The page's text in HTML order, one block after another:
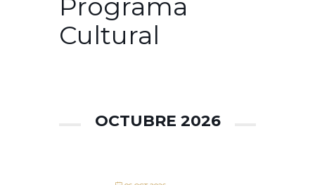
Programa
Cultural
OCTUBRE 2026